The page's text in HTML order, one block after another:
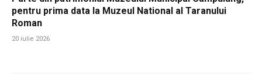
pentru prima data la Muzeul National al Taranului
Roman
20 iulie 2026